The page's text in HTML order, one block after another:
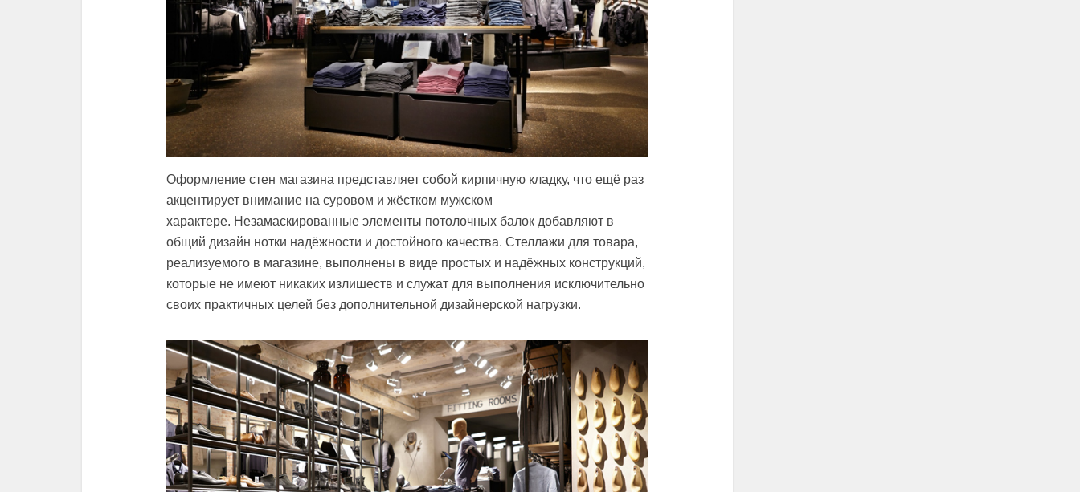
Оформление стен магазина представляет собой кирпичную кладку, что ещё раз
акцентирует внимание на суровом и жёстком мужском
характере. Незамаскированные элементы потолочных балок добавляют в
общий дизайн нотки надёжности и достойного качества. Стеллажи для товара,
реализуемого в магазине, выполнены в виде простых и надёжных конструкций,
которые не имеют никаких излишеств и служат для выполнения исключительно
своих практичных целей без дополнительной дизайнерской нагрузки.